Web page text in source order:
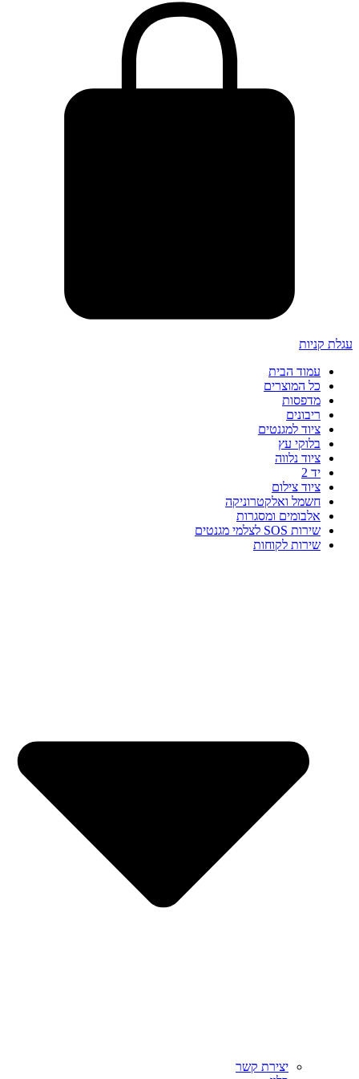
קניות
עמוד הבית
כל המוצרים
מדפסות
ריבונים
ציוד למגנטים
בלוקי עץ
ציוד נלווה
יד 2
ציוד צילום
חשמל ואלקטרוניקה
אלבומים ומסגרות
שירות SOS לצלמי מגנטים
שירות לקוחות
יצירת קשר